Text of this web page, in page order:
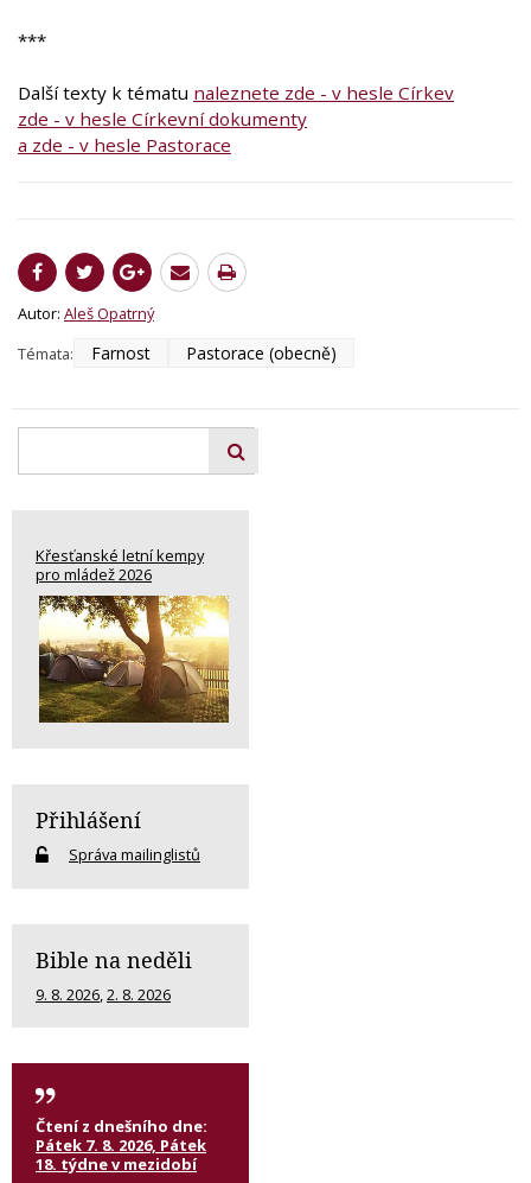
***
Další texty k tématu naleznete zde - v hesle Církev
zde - v hesle Církevní dokumenty
a zde - v hesle Pastorace
Autor: Aleš Opatrný
Témata:
Farnost Pastorace (obecně)
Křesťanské letní kempy
pro mládež 2026
Přihlášení
Správa mailinglistů
Bible na neděli
9. 8. 2026,2. 8. 2026
Čtení z dnešního dne:
Pátek 7. 8. 2026, Pátek
18. týdne v mezidobí